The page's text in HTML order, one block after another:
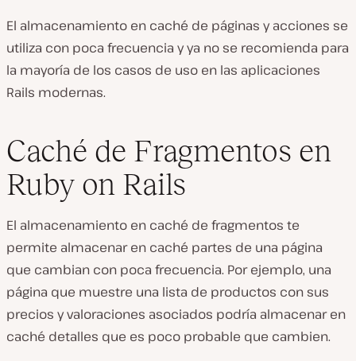
El almacenamiento en caché de páginas y acciones se
utiliza con poca frecuencia y ya no se recomienda para
la mayoría de los casos de uso en las aplicaciones
Rails modernas.
Caché de Fragmentos en
Ruby on Rails
El almacenamiento en caché de fragmentos te
permite almacenar en caché partes de una página
que cambian con poca frecuencia. Por ejemplo, una
página que muestre una lista de productos con sus
precios y valoraciones asociados podría almacenar en
caché detalles que es poco probable que cambien.